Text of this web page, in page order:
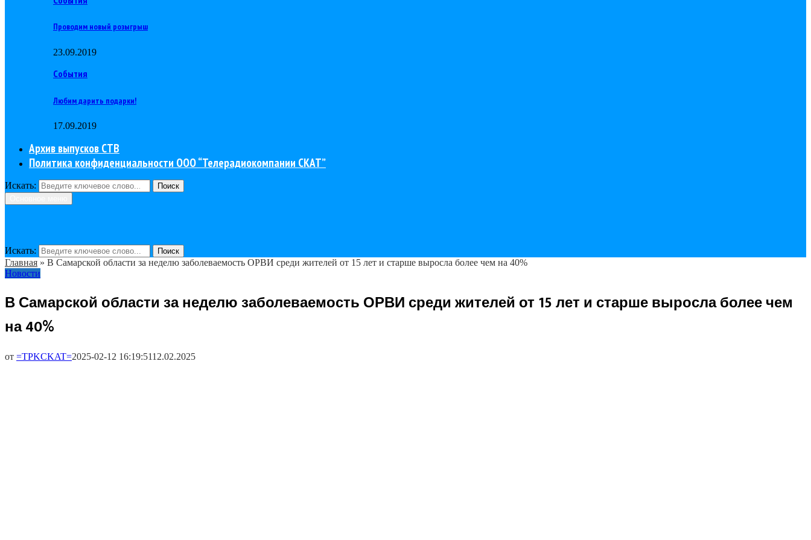
Проводим новый розыгрыш
23.09.2019
События
Любим дарить подарки!
17.09.2019
Архив выпусков СТВ
Политика конфиденциальности ООО “Телерадиокомпании СКАТ”
Искать:
Поиск
Искать: Поиск
Главная » В Самарской области за неделю заболеваемость ОРВИ среди жителей от 15 лет и старше выросла более чем на 40%
Новости
В Самарской области за неделю заболеваемость ОРВИ среди жителей от 15 лет и старше выросла более чем
на 40%
от =TPKCKAT=2025-02-12 16:19:5112.02.2025